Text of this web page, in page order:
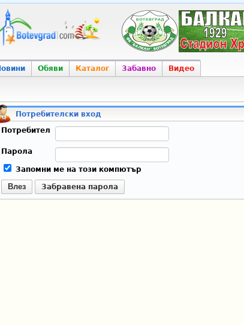
Обяви Каталог Забавно Видео
Потребителски вход
Потребител
Парола
Запомни ме на този компютър
Влез Забравена парола